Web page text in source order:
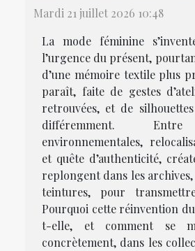
Mardi 21 juillet 2026 10:48
La mode féminine
l’urgence du présent,
d’une mémoire textile plus
paraît, faite de gestes
retrouvées, et de
différemment.
environnementales,
et quête d’authenticité,
replongent dans les
teintures, pour
Pourquoi cette réinvention du
t-elle, et comment se
concrètement, dans les